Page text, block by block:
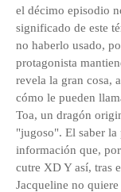
el décimo episodio
significado de este
no haberlo usado,
protagonista
revela la gran cosa,
cómo le pueden
Toa, un dragón
"jugoso". El saber la
información que,
cutre XD Y así, tras
Jacqueline no